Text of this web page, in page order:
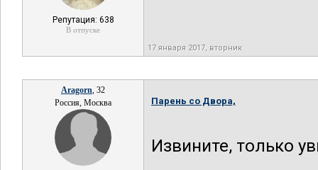
Репутация: 638
В отпуске
17 января 2017, вторник
Aragorn, 32
Россия, Москва
Парень со Двора,
Извините, только